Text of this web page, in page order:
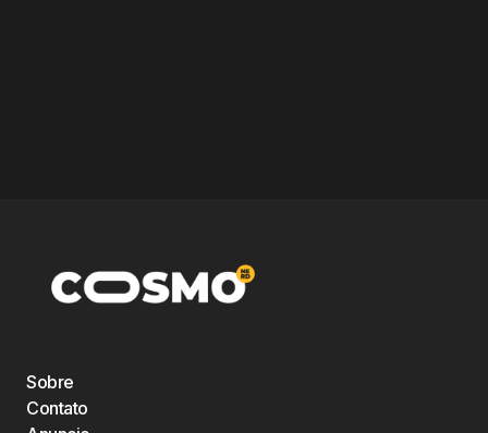
Sobre
Contato